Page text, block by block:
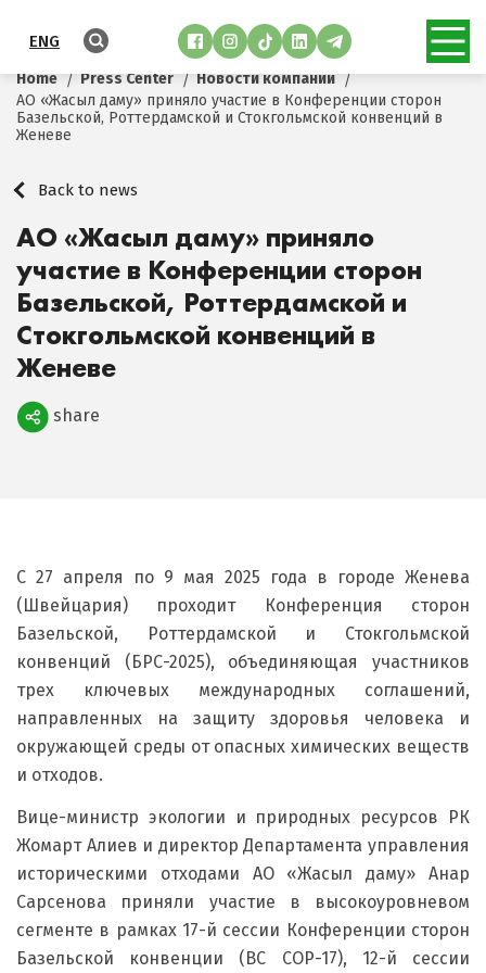
ENG
Home Press Center
Новости компании
АО «Жасыл даму» приняло участие в Конференции сторон
Базельской, Роттердамской и Стокгольмской конвенций в
Женеве
Back to news
АО «Жасыл даму» приняло
участие в Конференции сторон
Базельской, Роттердамской и
Стокгольмской конвенций в
Женеве
Поделиться
share
С 27 апреля по 9 мая 2025 года в городе Женева
(Швейцария) проходит Конференция сторон
Базельской, Роттердамской и Стокгольмской
конвенций (БРС-2025), объединяющая участников
трех ключевых международных соглашений,
направленных на защиту здоровья человека и
окружающей среды от опасных химических веществ
и отходов.
Вице-министр экологии и природных ресурсов РК
Жомарт Алиев и директор Департамента управления
историческими отходами АО «Жасыл даму» Анар
Сарсенова приняли участие в высокоуровневом
сегменте в рамках 17-й сессии Конференции сторон
Базельской конвенции (BC COP-17), 12-й сессии